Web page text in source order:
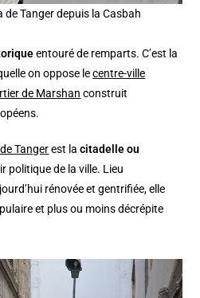
Tanger depuis la Casbah
entouré de remparts. C’est la
on oppose lecentre-ville
de Marshan construit
Tangerest lacitadelle ou
politique de la ville. Lieu
rénovée et gentrifiée, elle
et plus ou moins décrépite